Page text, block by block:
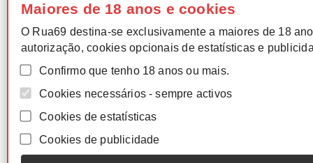
Maiores de 18 anos e cookies
O Rua69 destina-se exclusivamente a maiores de 18
autorização, cookies opcionais de estatísticas e
Confirmo que tenho 18 anos ou mais.
Cookies necessários - sempre activos
Cookies de estatísticas
Cookies de publicidade